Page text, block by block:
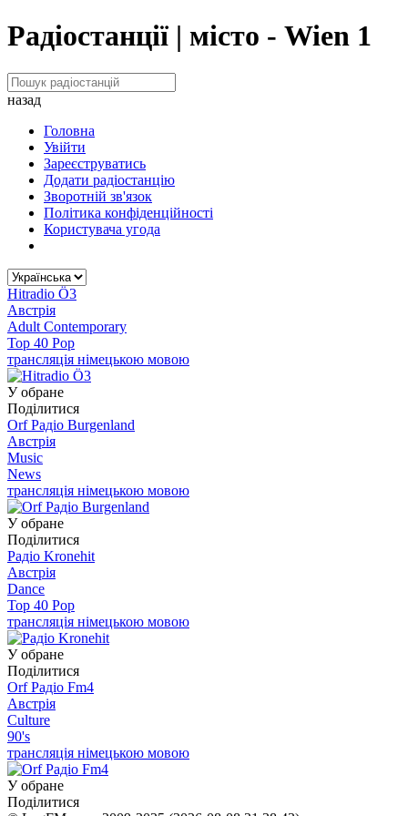
Радіостанції | місто - Wien 1
назад
Головна
Увійти
Зареєструватись
Додати радіостанцію
Зворотній зв'язок
Політика конфіденційності
Користувача угода
Hitradio Ö3
Австрія
Adult Contemporary
Top 40 Pop
трансляція німецькою мовою
У обране
Поділитися
Orf Радіо Burgenland
Австрія
Music
News
трансляція німецькою мовою
У обране
Поділитися
Радіо Kronehit
Австрія
Dance
Top 40 Pop
трансляція німецькою мовою
У обране
Поділитися
Orf Радіо Fm4
Австрія
Culture
90's
трансляція німецькою мовою
У обране
Поділитися